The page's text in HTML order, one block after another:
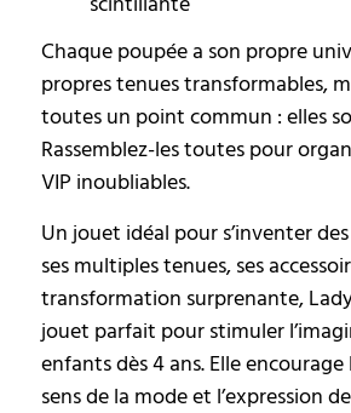
Chaque poupée a son propre
propres tenues transformables,
toutes un point commun : elles
Rassemblez-les toutes pour
VIP inoubliables.
Un jouet idéal pour s’inventer
ses multiples tenues, ses
transformation surprenante,
jouet parfait pour stimuler
enfants dès 4 ans. Elle
sens de la mode et l’expression